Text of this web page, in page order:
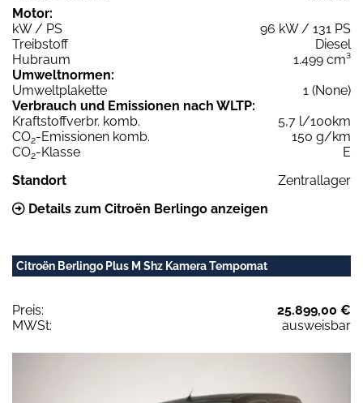
Motor:
kW / PS
96 kW / 131 PS
Treibstoff
Diesel
Hubraum
1.499 cm³
Umweltnormen:
Umweltplakette
1 (None)
Verbrauch und Emissionen nach WLTP:
Kraftstoffverbr. komb.
5,7 l/100km
CO2-Emissionen komb.
150 g/km
CO2-Klasse
E
Standort
Zentrallager
Details zum Citroën Berlingo anzeigen
Citroën Berlingo Plus M Shz Kamera Tempomat
Preis:
25.899,00 €
MWSt:
ausweisbar